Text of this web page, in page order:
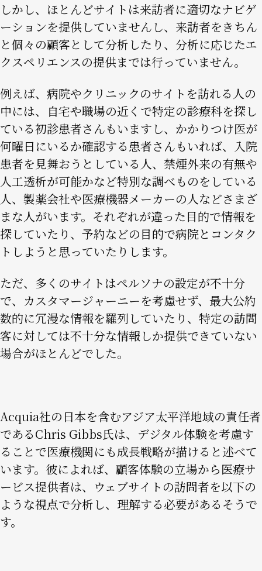
しかし、ほとんどサイトは来訪者に適切なナビゲ
ーションを提供していませんし、来訪者をきちん
と個々の顧客として分析したり、分析に応じたエ
クスペリエンスの提供までは行っていません。
例えば、病院やクリニックのサイトを訪れる人の
中には、自宅や職場の近くで特定の診療科を探し
ている初診患者さんもいますし、かかりつけ医が
何曜日にいるか確認する患者さんもいれば、入院
患者を見舞おうとしている人、禁煙外来の有無や
人工透析が可能かなど特別な調べものをしている
人、製薬会社や医療機器メーカーの人などさまざ
まな人がいます。それぞれが違った目的で情報を
探していたり、予約などの目的で病院とコンタク
トしようと思っていたりします。
ただ、多くのサイトはペルソナの設定が不十分
で、カスタマージャーニーを考慮せず、最大公約
数的に冗漫な情報を羅列していたり、特定の訪問
客に対しては不十分な情報しか提供できていない
場合がほとんどでした。
Acquia社の日本を含むアジア太平洋地域の責任者
であるChris Gibbs氏は、デジタル体験を考慮す
ることで医療機関にも成長戦略が描けると述べて
います。彼によれば、顧客体験の立場から医療サ
ービス提供者は、ウェブサイトの訪問者を以下の
ような視点で分析し、理解する必要があるそうで
す。